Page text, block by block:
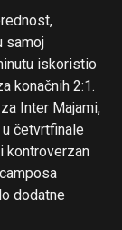
samoj
iskoristio
konačnih 2:1.
Inter Majami,
četvrtfinale
kontroverzan
dodatne